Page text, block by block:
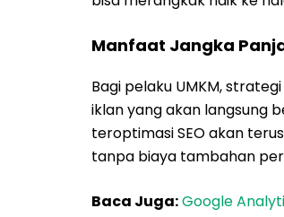
Manfaat Jangka
Bagi pelaku UMKM,
iklan yang akan langsung
teroptimasi SEO akan
tanpa biaya tambahan per
Baca Juga:Google